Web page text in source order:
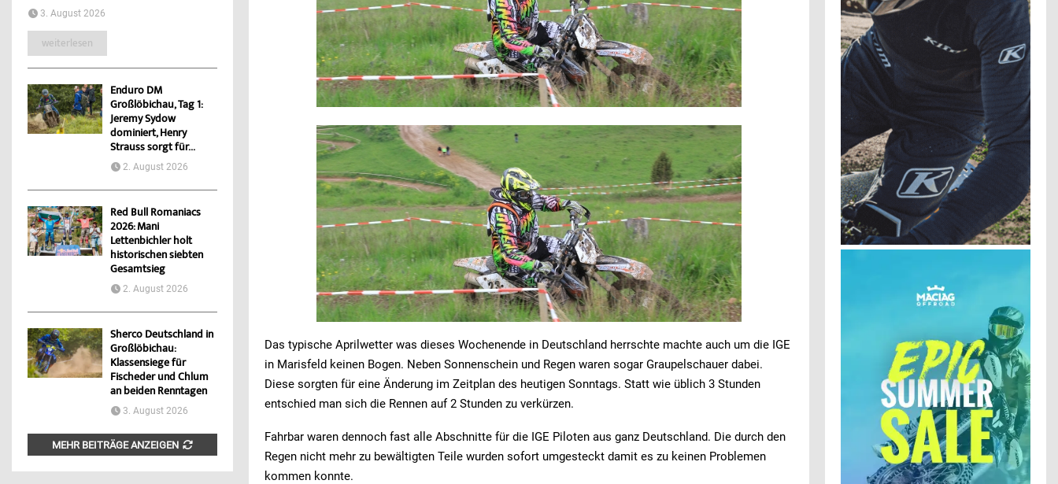
Das typische Aprilwetter was dieses Wochenende in Deutschland herrschte machte auch um die IGE
in Marisfeld keinen Bogen. Neben Sonnenschein und Regen waren sogar Graupelschauer dabei.
Diese sorgten für eine Änderung im Zeitplan des heutigen Sonntags. Statt wie üblich 3 Stunden
entschied man sich die Rennen auf 2 Stunden zu verkürzen.
Fahrbar waren dennoch fast alle Abschnitte für die IGE Piloten aus ganz Deutschland. Die durch den
Regen nicht mehr zu bewältigten Teile wurden sofort umgesteckt damit es zu keinen Problemen
kommen konnte.
3. August 2026
weiterlesen
Enduro DM
Großlöbichau, Tag 1:
Jeremy Sydow
dominiert, Henry
Strauss sorgt für...
2. August 2026
Red Bull Romaniacs
2026: Mani
Lettenbichler holt
historischen siebten
Gesamtsieg
2. August 2026
Sherco Deutschland in
Großlöbichau:
Klassensiege für
Fischeder und Chlum
an beiden Renntagen
3. August 2026
MEHR BEITRÄGE ANZEIGEN